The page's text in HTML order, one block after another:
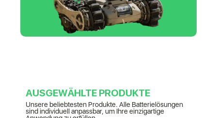
AUSGEWÄHLTE PRODUKTE
Unsere beliebtesten Produkte. Alle Batterielösungen
sind individuell anpassbar, um Ihre einzigartige